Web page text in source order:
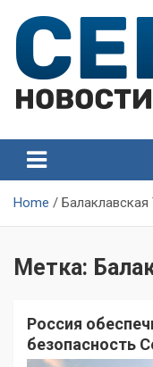
content
Севастополя
Home
Метка:
Россия
безопасность